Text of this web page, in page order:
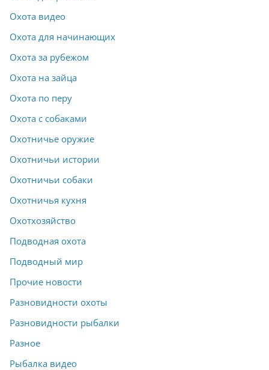
Охота видео
Охота для начинающих
Охота за рубежом
Охота на зайца
Охота по перу
Охота с собаками
Охотничье оружие
Охотничьи истории
Охотничьи собаки
Охотничья кухня
Охотхозяйство
Подводная охота
Подводный мир
Прочие новости
Разновидности охоты
Разновидности рыбалки
Разное
Рыбалка видео